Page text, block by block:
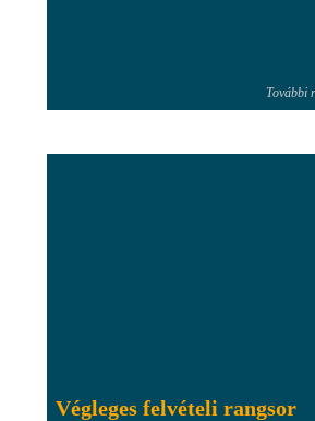
További
Végleges felvételi rangsor